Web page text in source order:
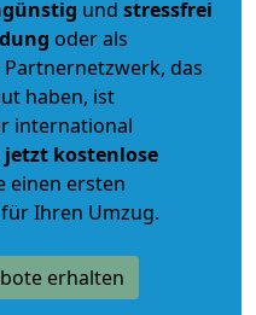
und stressfrei
oder als
Partnernetzwerk, das
haben, ist
international
jetzt kostenlose
einen ersten
Ihren Umzug.
erhalten